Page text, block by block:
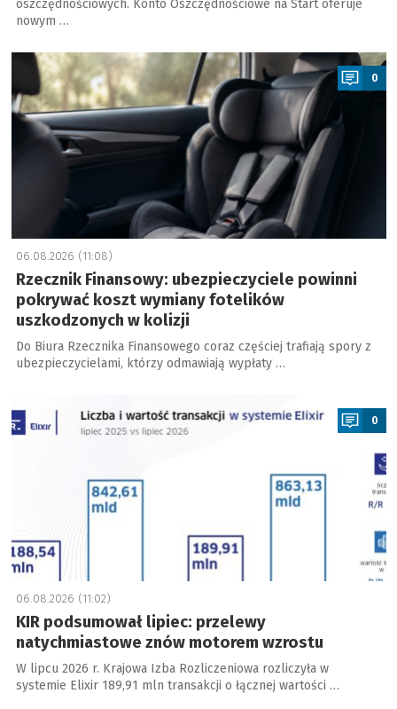
oszczędnościowych. Konto Oszczędnościowe na Start oferuje
nowym …
a
0
06.08.2026 (11:08)
Rzecznik Finansowy: ubezpieczyciele powinni
pokrywać koszt wymiany fotelików
uszkodzonych w kolizji
Do Biura Rzecznika Finansowego coraz częściej trafiają spory z
ubezpieczycielami, którzy odmawiają wypłaty …
0
06.08.2026 (11:02)
KIR podsumował lipiec: przelewy
natychmiastowe znów motorem wzrostu
W lipcu 2026 r. Krajowa Izba Rozliczeniowa rozliczyła w
systemie Elixir 189,91 mln transakcji o łącznej wartości …